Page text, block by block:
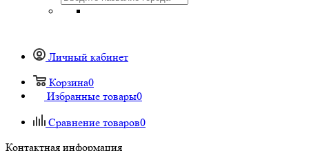
Личный кабинет
Корзина0
Избранные товары0
Сравнение товаров0
Контактная информация